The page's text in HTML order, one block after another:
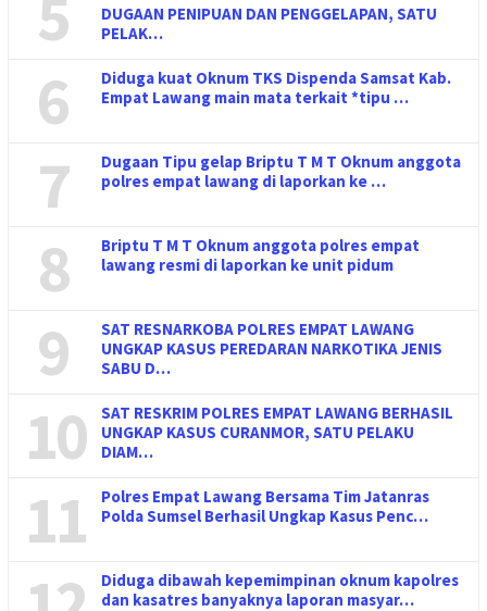
5
DUGAAN PENIPUAN DAN PENGGELAPAN, SATU
PELAK…
6
Diduga kuat Oknum TKS Dispenda Samsat Kab.
Empat Lawang main mata terkait *tipu …
7
Dugaan Tipu gelap Briptu T M T Oknum anggota
polres empat lawang di laporkan ke …
8
Briptu T M T Oknum anggota polres empat
lawang resmi di laporkan ke unit pidum
9
SAT RESNARKOBA POLRES EMPAT LAWANG
UNGKAP KASUS PEREDARAN NARKOTIKA JENIS
SABU D…
10
SAT RESKRIM POLRES EMPAT LAWANG BERHASIL
UNGKAP KASUS CURANMOR, SATU PELAKU
DIAM…
11
Polres Empat Lawang Bersama Tim Jatanras
Polda Sumsel Berhasil Ungkap Kasus Penc…
Diduga dibawah kepemimpinan oknum kapolres
dan kasatres banyaknya laporan masyar…